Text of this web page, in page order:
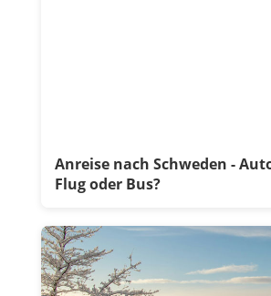
Anreise nach Schweden -
Flug oder Bus?